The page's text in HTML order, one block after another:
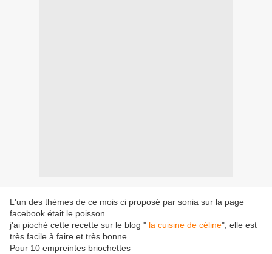
L'un des thèmes de ce mois ci proposé par sonia sur la page
facebook était le poisson
j'ai pioché cette recette sur le blog " la cuisine de céline", elle est
très facile à faire et très bonne
Pour 10 empreintes briochettes